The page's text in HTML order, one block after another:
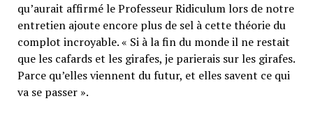
qu’aurait affirmé le Professeur Ridiculum lors de notre
entretien ajoute encore plus de sel à cette théorie du
complot incroyable. « Si à la fin du monde il ne restait
que les cafards et les girafes, je parierais sur les girafes.
Parce qu’elles viennent du futur, et elles savent ce qui
va se passer ».